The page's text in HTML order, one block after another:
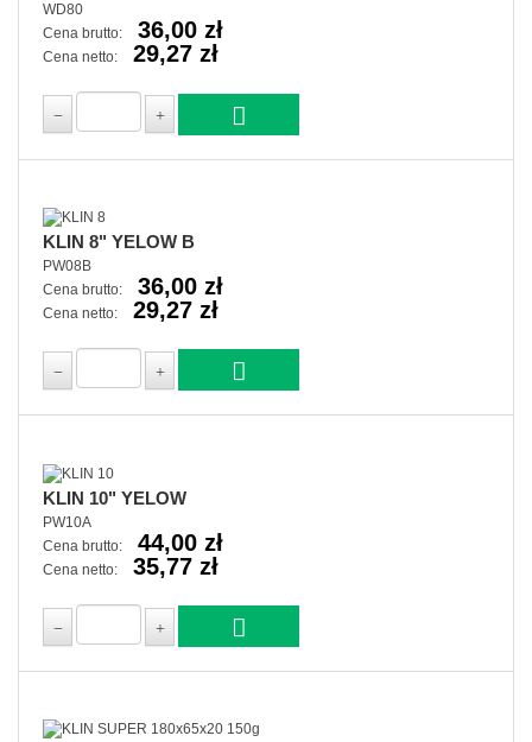
WD80
Cena brutto:
36,00 zł
Cena netto: 29,27 zł
KLIN 8" YELOW B
PW08B
Cena brutto:
36,00 zł
Cena netto: 29,27 zł
KLIN 10" YELOW
PW10A
Cena brutto:
44,00 zł
Cena netto: 35,77 zł